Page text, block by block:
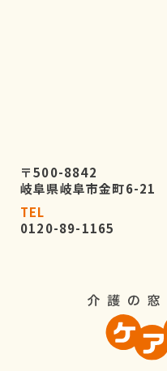
〒500-8842
岐阜県岐阜市金町6-21
TEL
0120-89-1165